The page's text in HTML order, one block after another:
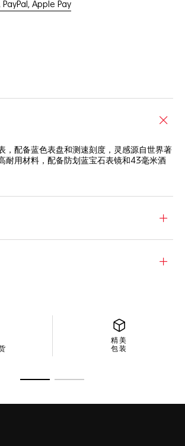
PayPal, Apple Pay
，配备蓝色表盘和测速刻度，灵感源自世界著
耐用材料，配备防划蓝宝石表镜和43毫米酒
精美
包装